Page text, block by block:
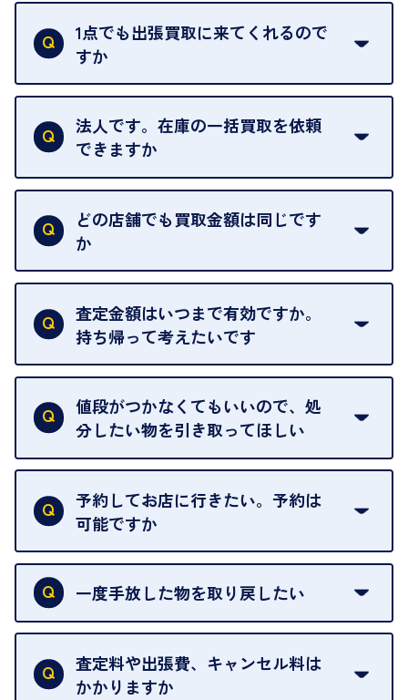
ただし、お品物の種類や量によっては対応させてい
ただくことがあります。
1点でも出張買取に来てくれるので
すか
はい。1点でもお伺いします。
法人です。在庫の一括買取を依頼
できますか
はい。喜んで承ります。出張買取をご利用くださ
い。
ご指定の場所にお伺いします。
どの店舗でも買取金額は同じです
か
はい。全店舗一律です。
ただし、中古市場は日々変動するため、査定した日
によって査定額が変わることはございます。
査定金額はいつまで有効ですか。
持ち帰って考えたいです
査定額は当日限り有効です。
中古市場が日々変動するため、翌日には査定額が変
わることがございます。
値段がつかなくてもいいので、処
分したい物を引き取ってほしい
再販不可能な物は、場合によってはお断りすること
がございます。ご了承ください。
予約してお店に行きたい。予約は
可能ですか
申し訳ありませんが、現在はご来店の予約は承って
おりません。
を整えておりますので、お好きな時にお越しくださ
い。
お急ぎの場合はスタッフに一言お声がけください。
一度手放した物を取り戻したい
当店は質店ではありませんので、買い取ったお品物
は基本的に販売へと回されます。買い戻しはできま
せんので、ご了承ください。
査定料や出張費、キャンセル料は
かかりますか